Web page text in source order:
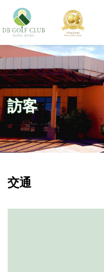
訪客
交通